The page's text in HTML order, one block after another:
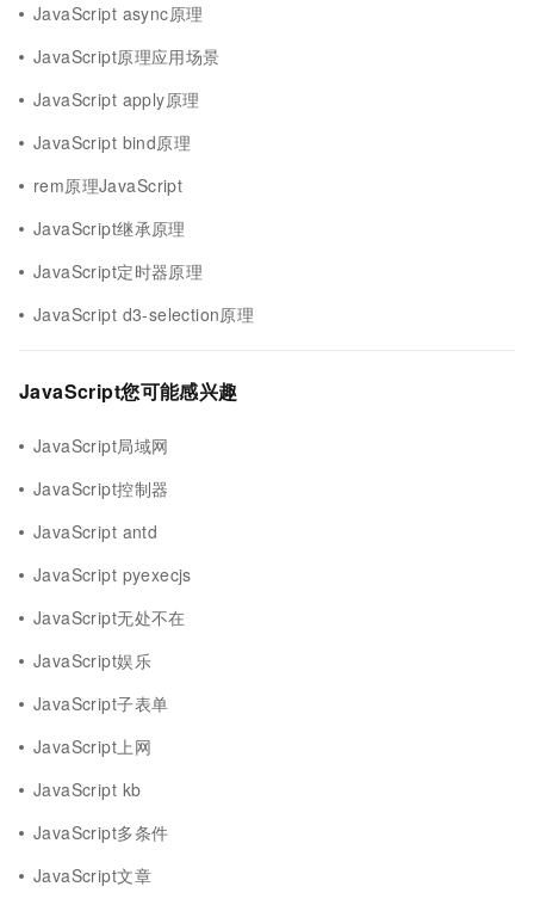
JavaScript async原理
JavaScript原理应用场景
JavaScript apply原理
JavaScript bind原理
rem原理JavaScript
JavaScript继承原理
JavaScript定时器原理
JavaScript d3-selection原理
JavaScript您可能感兴趣
JavaScript局域网
JavaScript控制器
JavaScript antd
JavaScript pyexecjs
JavaScript无处不在
JavaScript娱乐
JavaScript子表单
JavaScript上网
JavaScript kb
JavaScript多条件
JavaScript文章